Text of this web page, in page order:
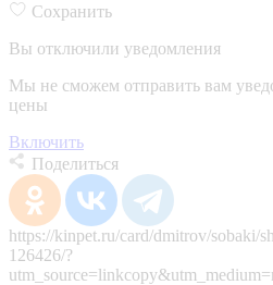
Сохранить
Вы отключили уведомления
Мы не сможем отправить вам
цены
Включить
Поделиться
https://kinpet.ru/card/dmitrov/sobaki/
126426/?